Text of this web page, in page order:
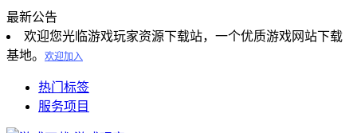
最新公告
欢迎您光临游戏玩家资源下载站，一个优质游戏网站下载
基地。
欢迎加入
热门标签
服务项目